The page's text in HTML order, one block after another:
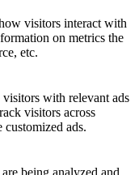
visitors interact with
on metrics the
etc.
with relevant ads
visitors across
ads.
being analyzed and